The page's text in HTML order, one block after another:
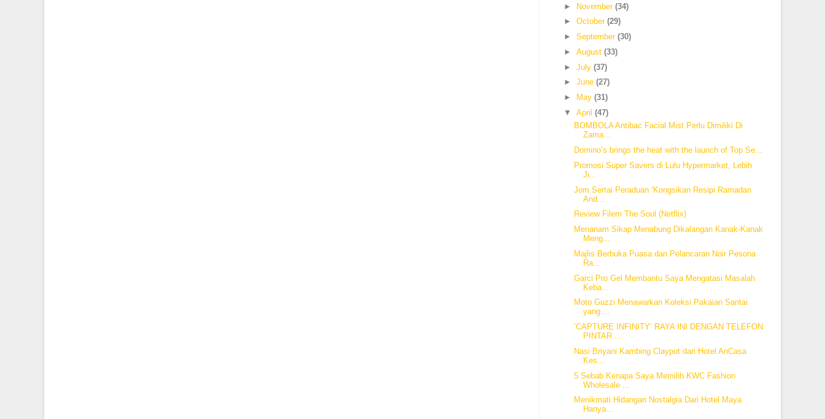
► November (34)
► October (29)
► September (30)
► August (33)
► July (37)
► June (27)
►
May (31)
▼ April (47)
BOMBOLA Antibac Facial Mist Perlu Dimiliki Di
Zama...
Domino’s brings the heat with the launch of Top Se...
Promosi Super Savers di Lulu Hypermarket, Lebih
Ji...
Jom Sertai Peraduan ‘Kongsikan Resipi Ramadan
And...
Review Filem The Soul (Netflix)
Menanam Sikap Menabung Dikalangan Kanak-Kanak
Meng...
Majlis Berbuka Puasa dan Pelancaran Noir Pesona
Ra...
Garci Pro Gel Membantu Saya Mengatasi Masalah
Keba...
Moto Guzzi Menawarkan Koleksi Pakaian Santai
yang ...
‘CAPTURE INFINITY’ RAYA INI DENGAN TELEFON
PINTAR ...
Nasi Briyani Kambing Claypot dari Hotel AnCasa
Kes...
5 Sebab Kenapa Saya Memilih KWC Fashion
Wholesale ...
Menikmati Hidangan Nostalgia Dari Hotel Maya
Hanya...